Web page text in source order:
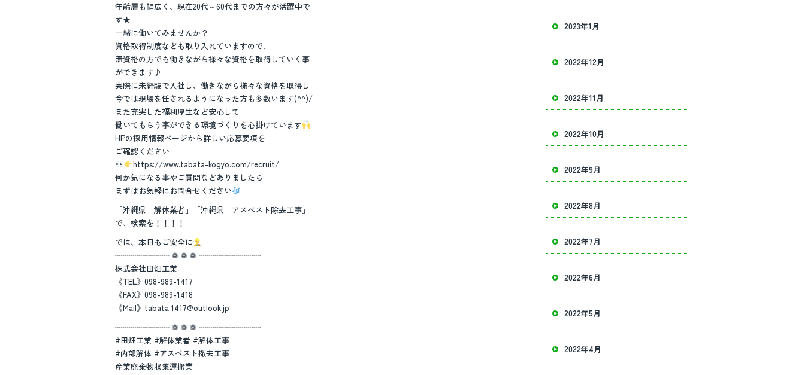
年齢層も幅広く、現在20代～60代までの方々が活躍中で
す★
一緒に働いてみませんか？
資格取得制度なども取り入れていますので、
無資格の方でも働きながら様々な資格を取得していく事
ができます♪
実際に未経験で入社し、働きながら様々な資格を取得し
今では現場を任されるようになった方も多数います(^^)/
また充実した福利厚生など安心して
働いてもらう事ができる環境づくりを心掛けています
HPの採用情報ページから詳しい応募要項を
ご確認ください
https://www.tabata-kogyo.com/recruit/
何か気になる事やご質問などありましたら
まずはお気軽にお問合せください
「沖縄県 解体業者」「沖縄県 アスベスト除去工事」
で、検索を！！！！
では、本日もご安全に
┈┈┈┈┈┈┈ ❁ ❁ ❁ ┈┈┈┈┈┈┈┈
株式会社田畑工業
《TEL》098-989-1417
《FAX》098-989-1418
《Mail》tabata.1417@outlook.jp
┈┈┈┈┈┈┈ ❁ ❁ ❁ ┈┈┈┈┈┈┈┈
#田畑工業 #解体業者 #解体工事
#内部解体 #アスベスト撤去工事
産業廃棄物収集運搬業
2023年1月
2022年12月
2022年11月
2022年10月
2022年9月
2022年8月
2022年7月
2022年6月
2022年5月
2022年4月